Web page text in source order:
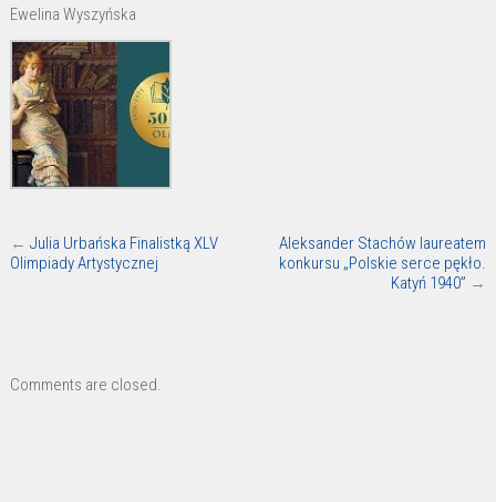
Ewelina Wyszyńska
← Julia Urbańska Finalistką XLV
Olimpiady Artystycznej
Aleksander Stachów laureatem
konkursu „Polskie serce pękło.
Katyń 1940” →
Comments are closed.